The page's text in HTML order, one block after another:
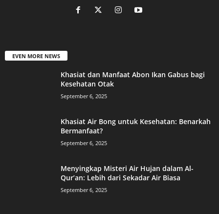
EVEN MORE NEWS
Khasiat dan Manfaat Abon Ikan Gabus bagi
Kesehatan Otak
September 6, 2025
Khasiat Air Bong untuk Kesehatan: Benarkah
Bermanfaat?
September 6, 2025
Menyingkap Misteri Air Hujan dalam Al-
Qur’an: Lebih dari Sekadar Air Biasa
September 6, 2025